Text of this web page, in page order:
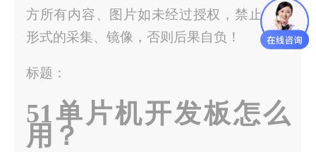
方所有内容、图片如未经过授权，禁止任何
形式的采集、镜像，否则后果自负！
标题：
51单片机开发板怎么
用？